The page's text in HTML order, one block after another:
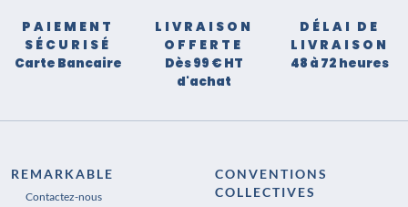
PAIEMENT
SÉCURISÉ
Carte Bancaire
LIVRAISON
OFFERTE
Dès 99 € HT
d'achat
DÉLAI DE
LIVRAISON
48 à 72 heures
REMARKABLE
Contactez-nous
CONVENTIONS
COLLECTIVES